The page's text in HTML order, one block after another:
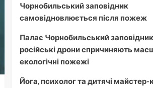
Чорнобильський заповідник
самовідновлюється після пожеж
Палає Чорнобильський
російські дрони спричиняють
екологічні пожежі
Йога, психолог та дитячі майстер-